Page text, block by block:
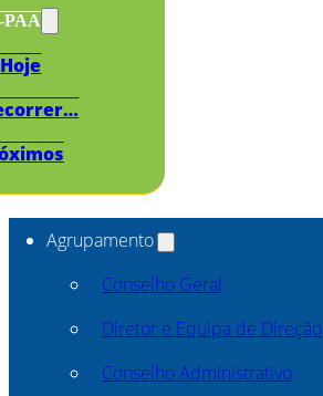
PAA
Hoje
Agrupamento
Conselho Geral
Diretor e Equipa de Direção
Conselho Administrativo